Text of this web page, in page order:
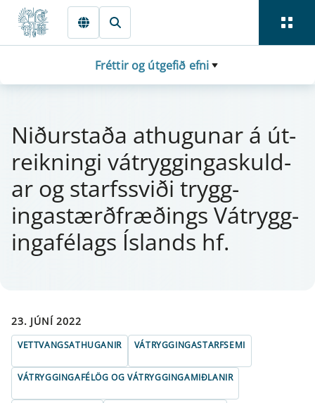
Fara beint í Meginmál
Fréttir og útgefið efni
Niðurstaða at­hug­u­n­ar á út­
reikn­ingi vá­trygg­ingaskul­d­
ar og starfs­sviði trygg­
ingastærðfræðings Vá­trygg­
inga­félags Íslands hf.
23. JÚNÍ 2022
VETTVANGSATHUGANIR VÁTRYGGINGASTARFSEMI
VÁTRYGGINGAFÉLÖG OG VÁTRYGGINGAMIÐLANIR